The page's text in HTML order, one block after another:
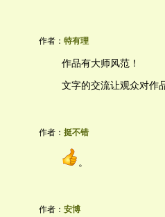
作者： 特有理
作品有大师风范！
文字的交流让观众对作
作者： 挺不错
。
作者： 安博